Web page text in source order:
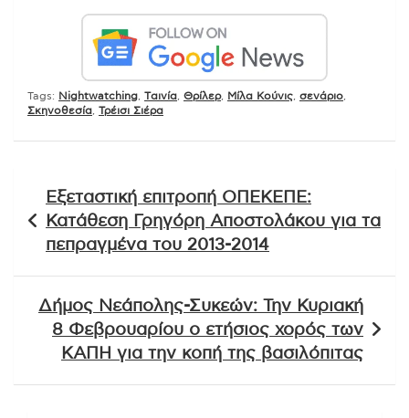
Tags: Nightwatching Tαινία Θρίλερ, Μίλα Κούνις σενάριο
Σκηνοθεσία Τρέισι Σιέρα
άρθρων
Εξεταστική επιτροπή ΟΠΕΚΕΠΕ:
Κατάθεση Γρηγόρη Αποστολάκου για τα
πεπραγμένα του 2013-2014
Δήμος Νεάπολης-Συκεών: Την Κυριακή
8 Φεβρουαρίου ο ετήσιος χορός των
ΚΑΠΗ για την κοπή της βασιλόπιτας